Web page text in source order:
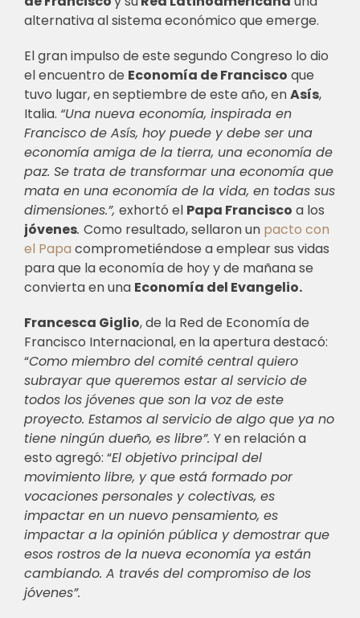
alternativa al sistema económico que emerge.
El gran impulso de este segundo Congreso lo dio
el encuentro de Economía de Francisco que
tuvo lugar, en septiembre de este año, enAsís,
Italia. “Una nueva economía, inspirada en
Francisco de Asís, hoy puede y debe ser una
economía amiga de la tierra, una economía de
paz. Se trata de transformar una economía que
mata en una economía de la vida, en todas sus
dimensiones.”, exhortó el Papa Francisco a los
jóvenes. Como resultado, sellaron un pacto con
el Papa comprometiéndose a emplear sus vidas
para que la economía de hoy y de mañana se
convierta en una Economía del Evangelio.
Francesca Giglio, de la Red de Economía de
Francisco Internacional, en la apertura destacó:
“Como miembro del comité central quiero
subrayar que queremos estar al servicio de
todos los jóvenes que son la voz de este
proyecto. Estamos al servicio de algo que ya no
tiene ningún dueño, es libre”. Y en relación a
esto agregó: “El objetivo principal del
movimiento libre, y que está formado por
vocaciones personales y colectivas, es
impactar en un nuevo pensamiento, es
impactar a la opinión pública y demostrar que
esos rostros de la nueva economía ya están
cambiando. A través del compromiso de los
jóvenes”.